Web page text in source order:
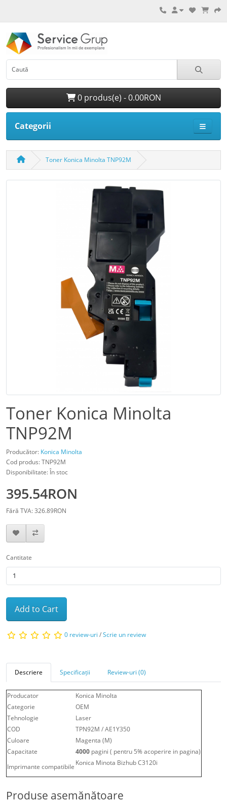
0 produs(e) - 0.00RON
Categorii
Toner Konica Minolta TNP92M
Toner Konica Minolta
TNP92M
Producător: Konica Minolta
Cod produs: TNP92M
Disponibilitate: În stoc
395.54RON
Fără TVA: 326.89RON
Cantitate
Add to Cart
0 review-uri /Scrie un review
Descriere Specificații Review-uri (0)
Producator
Konica Minolta
Categorie
OEM
Tehnologie
Laser
COD
TPN92M / AE1Y350
Culoare
Magenta (M)
Capacitate
4000 pagini ( pentru 5% acoperire in pagina)
Imprimante compatibile Konica Minota Bizhub C3120i
Produse asemănătoare